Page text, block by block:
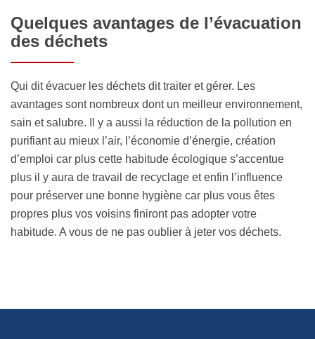
Quelques avantages de l’évacuation
des déchets
Qui dit évacuer les déchets dit traiter et gérer. Les
avantages sont nombreux dont un meilleur environnement,
sain et salubre. Il y a aussi la réduction de la pollution en
purifiant au mieux l’air, l’économie d’énergie, création
d’emploi car plus cette habitude écologique s’accentue
plus il y aura de travail de recyclage et enfin l’influence
pour préserver une bonne hygiène car plus vous êtes
propres plus vos voisins finiront pas adopter votre
habitude. A vous de ne pas oublier à jeter vos déchets.